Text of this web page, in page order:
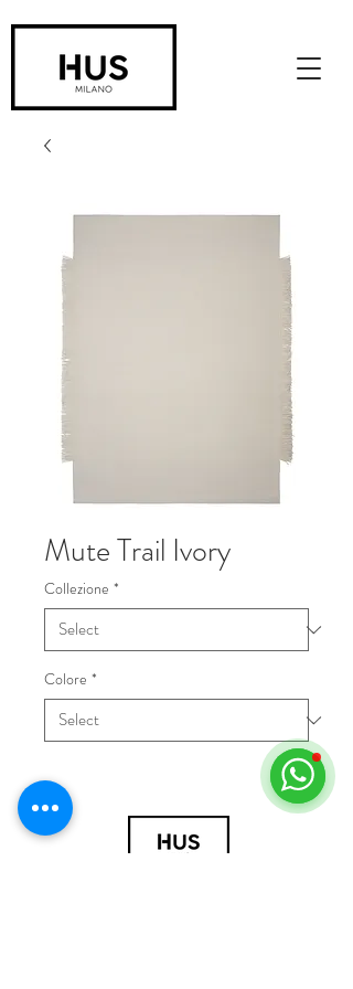
Mute Trail Ivory
Collezione *
Colore *